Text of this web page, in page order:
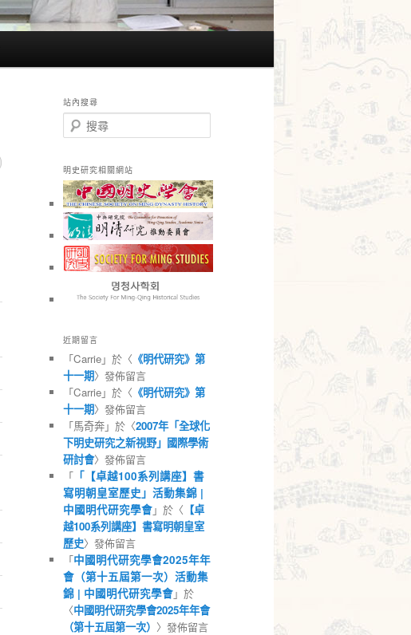
站內搜尋
搜
尋
明史研究相關網站
近期留言
「Carrie」於〈 《明代研究》第
十一期〉發佈留言
「Carrie」於〈 《明代研究》第
十一期〉發佈留言
「馬奇奔」於〈2007年「全球化
下明史研究之新視野」國際學術
研討會〉發佈留言
「 「【卓越100系列講座】書
寫明朝皇室歷史」活動集錦 |
中國明代研究學會」於〈 【卓
越100系列講座】書寫明朝皇室
歷史〉發佈留言
「中國明代研究學會2025年年
會（第十五屆第一次）活動集
錦 | 中國明代研究學會」於
〈中國明代研究學會2025年年會
（第十五屆第一次） 〉發佈留言